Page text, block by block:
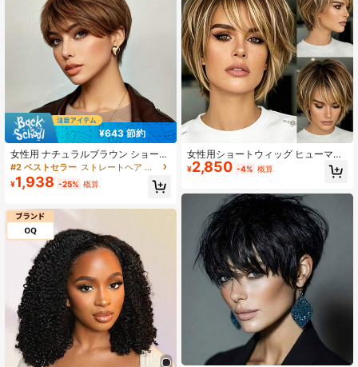
¥643 節約
女性用 ナチュラルブラウン ショート
ピクシーカット ヒューマンヘアウィ
ッグ バング付き - 5インチ ストレー
ト レイヤード ヘア、180%密度 グル
メイド ローズネットキャップ ウィッ
グ パーティー、イベント、カジュア
ルウェア用 - エレガントでバーサタ
イルなヘアスタイル
#2 ベストセラー ストレートヘア 人間用お手頃価格のウェア＆ゴーウィッグ
¥1,938 -25% 概算
女性用ショートウィッグ ヒューマン
ヘア ピクシーカット ブラウンにブロ
ンド 手軽に被れる ショートウィッグ
付き 本物のヒューマンヘア グルーレ
ス ウィッグ ノンレースフロント フ
ルマシンメイド レイヤードウィッグ
簡単着用
¥2,850 -4% 概算